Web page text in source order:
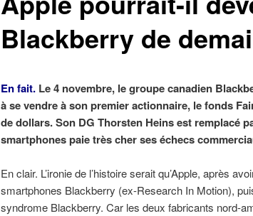
Blackberry de
En fait.Le 4 novembre, le groupe canadien
à se vendre à son premier actionnaire, le fonds
de dollars. Son DG Thorsten Heins est remplacé
smartphones paie très cher ses échecs
En clair. L’ironie de l’histoire serait qu’Apple, après
smartphones Blackberry (ex-Research In Motion),
syndrome Blackberry. Car les deux fabricants nord-